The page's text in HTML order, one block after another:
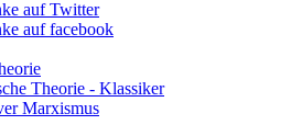
auf Twitter
auf facebook
Theorie - Klassiker
Marxismus